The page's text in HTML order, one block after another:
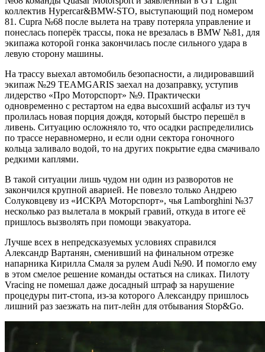
коллектив Hypercar&BMW-STO, выступающий под номером
81. Cupra №68 после вылета на траву потеряла управление и
понеслась поперёк трассы, пока не врезалась в BMW №81, для
экипажа которой гонка закончилась после сильного удара в
левую сторону машины.
На трассу выехал автомобиль безопасности, а лидировавший
экипаж №29 TEAMGARIS заехал на дозаправку, уступив
лидерство «Про Моторспорт» №9. Практически
одновременно с рестартом на едва высохший асфальт из туч
пролилась новая порция дождя, который быстро перешёл в
ливень. Ситуацию осложняло то, что осадки распределились
по трассе неравномерно, и если одни сектора гоночного
кольца заливало водой, то на других покрытие едва смачивало
редкими каплями.
В такой ситуации лишь чудом ни один из разворотов не
закончился крупной аварией. Не повезло только Андрею
Солуковцеву из «ИСКРА Моторспорт», чья Lamborghini №37
несколько раз вылетала в мокрый гравий, откуда в итоге её
пришлось вызволять при помощи эвакуатора.
Лучше всех в непредсказуемых условиях справился
Александр Вартанян, сменивший на финальном отрезке
напарника Кирилла Смаля за рулем Audi №90. И помогло ему
в этом смелое решение команды остаться на сликах. Пилоту
Vracing не помешал даже досадный штраф за нарушение
процедуры пит-стопа, из-за которого Александру пришлось
лишний раз заезжать на пит-лейн для отбывания Stop&Go.